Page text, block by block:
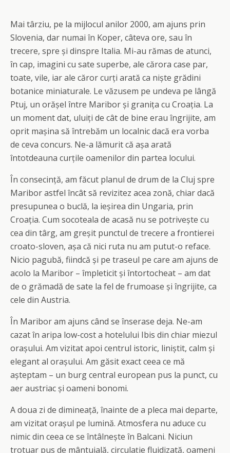
Mai târziu, pe la mijlocul anilor 2000, am ajuns prin
Slovenia, dar numai în Koper, câteva ore, sau în
trecere, spre și dinspre Italia. Mi-au rămas de atunci,
în cap, imagini cu sate superbe, ale cărora case par,
toate, vile, iar ale căror curți arată ca niște grădini
botanice miniaturale. Le văzusem pe undeva pe lângă
Ptuj, un orășel între Maribor și granița cu Croația. La
un moment dat, uluiți de cât de bine erau îngrijite, am
oprit mașina să întrebăm un localnic dacă era vorba
de ceva concurs. Ne-a lămurit că așa arată
întotdeauna curțile oamenilor din partea locului.
În consecință, am făcut planul de drum de la Cluj spre
Maribor astfel încât să revizitez acea zonă, chiar dacă
presupunea o buclă, la ieșirea din Ungaria, prin
Croația. Cum socoteala de acasă nu se potrivește cu
cea din târg, am greșit punctul de trecere a frontierei
croato-sloven, așa că nici ruta nu am putut-o reface.
Nicio pagubă, fiindcă și pe traseul pe care am ajuns de
acolo la Maribor – împleticit și întortocheat – am dat
de o grămadă de sate la fel de frumoase și îngrijite, ca
cele din Austria.
În Maribor am ajuns când se înserase deja. Ne-am
cazat în aripa low-cost a hotelului Ibis din chiar miezul
orașului. Am vizitat apoi centrul istoric, liniștit, calm și
elegant al orașului. Am găsit exact ceea ce mă
așteptam – un burg central european pus la punct, cu
aer austriac și oameni bonomi.
A doua zi de dimineață, înainte de a pleca mai departe,
am vizitat orașul pe lumină. Atmosfera nu aduce cu
nimic din ceea ce se întâlnește în Balcani. Niciun
trotuar pus de mântuială, circulație fluidizată, oameni